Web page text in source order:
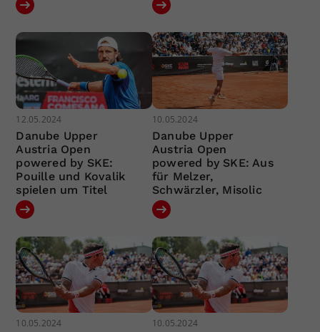
12.05.2024
Danube Upper
Austria Open
powered by SKE:
Pouille und Kovalik
spielen um Titel
10.05.2024
Danube Upper
Austria Open
powered by SKE: Aus
für Melzer,
Schwärzler, Misolic
10.05.2024 10.05.2024